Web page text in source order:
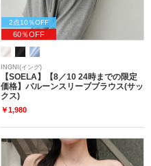
2点10％OFF
60％OFF
INGNI(イング)
【SOELA】【8／10 24時までの限定
価格】バルーンスリーブブラウス(サッ
クス)
￥1,980